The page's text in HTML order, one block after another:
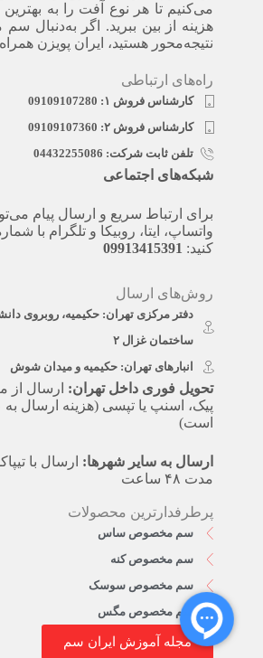
می‌کنیم تا هر نوع آفت را به
هزینه از بین ببرید. اگر به‌دنبال سم
نتیجه‌محور هستید، ایران پویزن
راه‌های ارتباطی
کارشناس فروش ۱: 09109107280
کارشناس فروش ۲: 09109107360
تلفن ثابت شرکت: 04432255086
شبکه‌های اجتماعی
برای ارتباط سریع و ارسال پیام
واتساپ، ایتا، روبیکا و تلگرام با
کنید: 09913415391
روش‌های ارسال
دفتر مرکزی تهران: حکیمیه، روبروی
ساختمان غزال ۲
انبارهای تهران: حکیمیه و میدان شوش
تحویل فوری داخل تهران: ارسال از
پیک، اسنپ یا تپسی (هزینه ارسال
است)
ارسال به سایر شهرها: ارسال با
مدت ۴۸ ساعت
پرطرفدارترین محصولات
سم مخصوص ساس
سم مخصوص کنه
سم مخصوص سوسک
سم مخصوص مگس
مجله آموزش ایران سم